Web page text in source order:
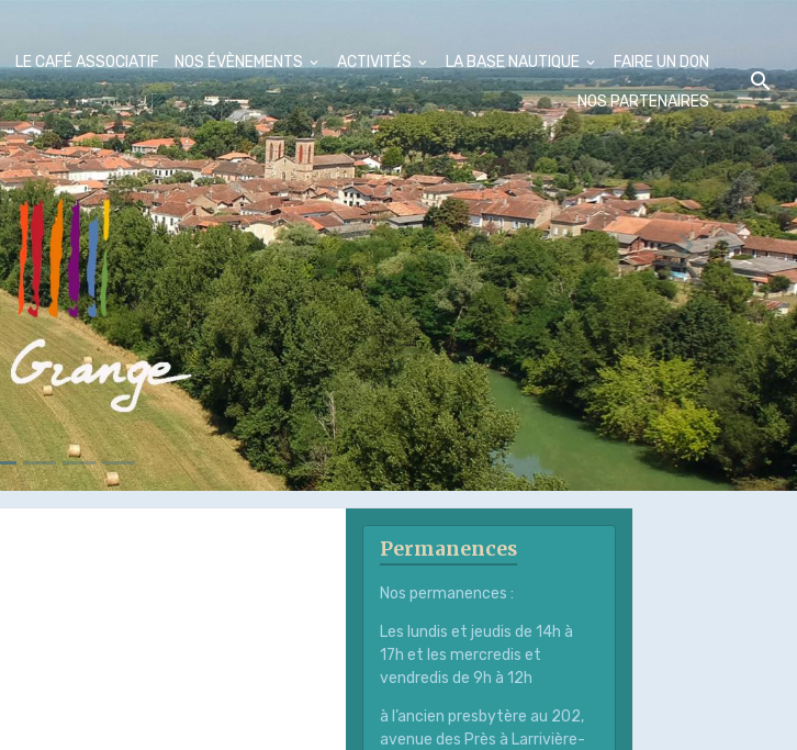
LE CAFÉ ASSOCIATIF NOS ÉVÈNEMENTS ACTIVITÉS LA BASE NAUTIQUE FAIRE UN DON
NOS PARTENAIRES
Permanences
Nos permanences :
Les lundis et jeudis de 14h à
17h et les mercredis et
vendredis de 9h à 12h
à l’ancien presbytère au 202,
avenue des Près à Larrivière-